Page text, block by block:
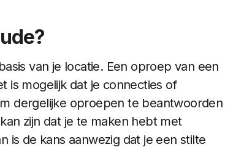
van je locatie. Een oproep van een
is mogelijk dat je connecties of
dergelijke oproepen te beantwoorden
zijn dat je te maken hebt met
is de kans aanwezig dat je een stilte